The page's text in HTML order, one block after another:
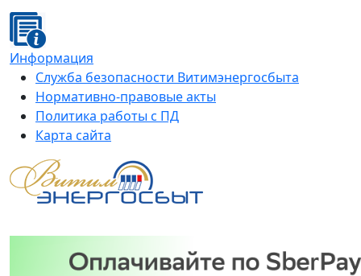
Информация
Служба безопасности Витимэнергосбыта
Нормативно-правовые акты
Политика работы с ПД
Карта сайта